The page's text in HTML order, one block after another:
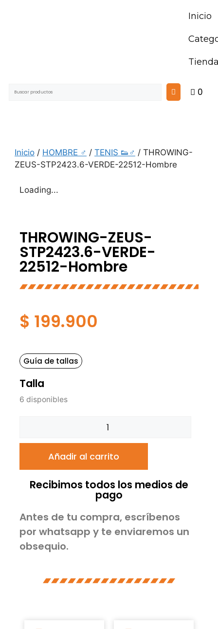
Inicio
0
Inicio / HOMBRE ♂ / TENIS 👟♂ / THROWING-
ZEUS-STP2423.6-VERDE-22512-Hombre
Loading...
THROWING-ZEUS-
STP2423.6-VERDE-
22512-Hombre
$ 199.900
Guía de tallas
Talla
6 disponibles
Añadir al carrito
Recibimos todos los medios de
pago
Antes de tu compra, escríbenos
por whatsapp y te enviaremos un
obsequio.